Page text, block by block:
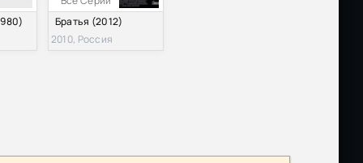
Размер: 30.60 GB
Размер: 414.35 MB Скачать
Братья (2012)
2010, Россия